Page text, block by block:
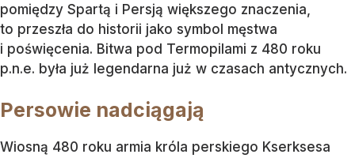
pomiędzy Spartą i Persją większego znaczenia,
to przeszła do historii jako symbol męstwa
i poświęcenia. Bitwa pod Termopilami z 480 roku
p.n.e. była już legendarna już w czasach antycznych.
Persowie nadciągają
Wiosną 480 roku armia króla perskiego Kserksesa